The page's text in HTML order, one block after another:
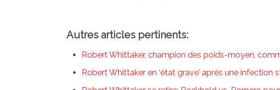
Autres articles pertinents:
Robert Whittaker, champion des poids-moyen,
Robert Whittaker en ‘état grave’ après une infection